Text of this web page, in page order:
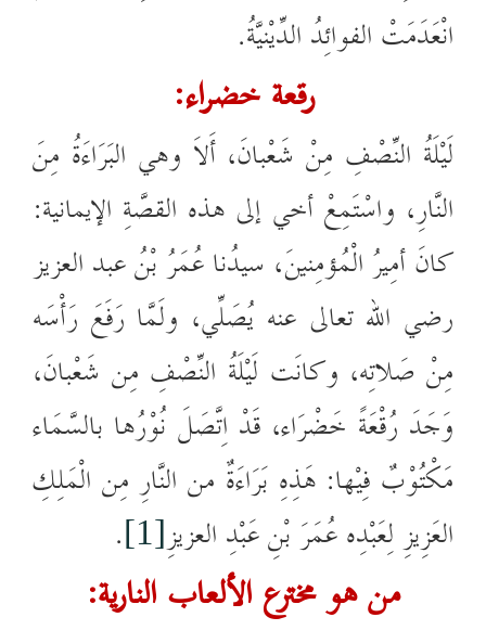
انْعَدَمَتْ الفوائِدُ الدِّيْنيَّةُ.
رقعة خضراء:
لَيْلَةُ النِّصْفِ مِنْ شَعْبانَ، أَلاَ وهي البَرَاءَةُ مِنَ
النَّارِ، واسْتَمِعْ أخي إلى هذه القصَّةِ الإيمانية:
كانَ أمِيرُ الْمُؤمِنينَ، سيدُنا عُمَرُ بْنُ عبد العزيز
رضي الله تعالى عنه يُصَلِّي، ولَمَّا رَفَعَ رَأْسَه
مِنْ صَلاتِه، وكانَت لَيْلَةُ النِّصْفِ مِن شَعْبانَ،
وَجَدَ رُقْعَةً خَضْرَاء، قَدْ اِتَّصَلَ نُوْرُها بالسَّمَاء
مَكْتُوْبٌ فِيْها: هَذِهِ بَرَاءَةٌ من النَّارِ مِن الْمَلِكِ
العَزِيزِ لِعَبْدِه عُمَرَ بْنِ عَبْدِ العزيزِ[1]
.
من هو مخترع الألعاب النارية: